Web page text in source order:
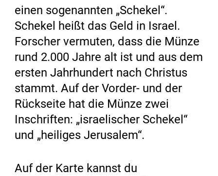
einen sogenannten „Schekel“.
Schekel heißt das Geld in Israel.
Forscher vermuten, dass die Münze
rund 2.000 Jahre alt ist und aus dem
ersten Jahrhundert nach Christus
stammt. Auf der Vorder- und der
Rückseite hat die Münze zwei
Inschriften: „israelischer Schekel“
und „heiliges Jerusalem“.
Auf der Karte kannst du